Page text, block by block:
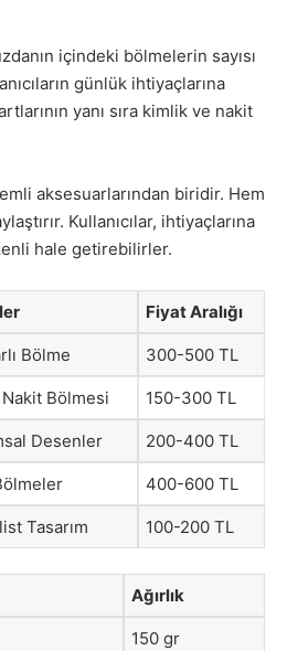
içindeki bölmelerin sayısı
günlük ihtiyaçlarına
yanı sıra kimlik ve nakit
aksesuarlarından biridir. Hem
Kullanıcılar, ihtiyaçlarına
hale getirebilirler.
Fiyat Aralığı
Bölme 300-500 TL
Nakit Bölmesi 150-300 TL
Desenler 200-400 TL
400-600 TL
Tasarım 100-200 TL
Ağırlık
150 gr